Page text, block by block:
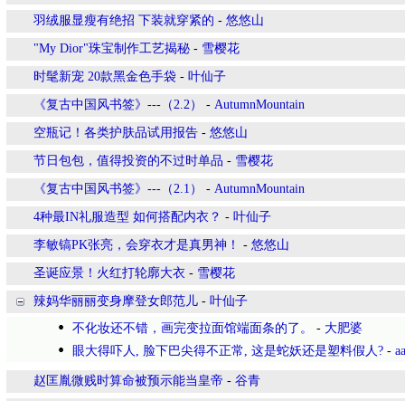
羽绒服显瘦有绝招 下装就穿紧的 - 悠悠山
"My Dior"珠宝制作工艺揭秘 - 雪樱花
时髦新宠 20款黑金色手袋 - 叶仙子
《复古中国风书签》---（2.2） - AutumnMountain
空瓶记！各类护肤品试用报告 - 悠悠山
节日包包，值得投资的不过时单品 - 雪樱花
《复古中国风书签》---（2.1） - AutumnMountain
4种最IN礼服造型 如何搭配内衣？ - 叶仙子
李敏镐PK张亮，会穿衣才是真男神！ - 悠悠山
圣诞应景！火红打轮廓大衣 - 雪樱花
辣妈华丽丽变身摩登女郎范儿 - 叶仙子
不化妆还不错，画完变拉面馆端面条的了。
- 大肥婆
眼大得吓人, 脸下巴尖得不正常, 这是蛇妖还是塑料假人? -
赵匡胤微贱时算命被预示能当皇帝 - 谷青